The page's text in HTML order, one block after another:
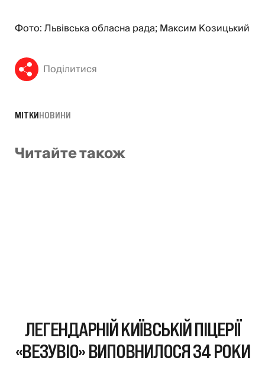
Фото: Львівська обласна рада; Максим Козицький
Поділитися
МІТКИНОВИНИ
Читайте також
ЛЕГЕНДАРНІЙ КИЇВСЬКІЙ ПІЦЕРІЇ
«ВЕЗУВІО» ВИПОВНИЛОСЯ 34 РОКИ